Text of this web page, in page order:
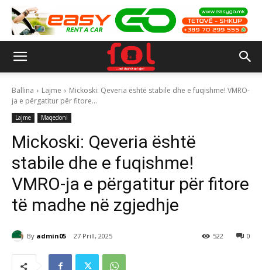
Ballina Lajme
Mickoski: Qeveria është stabile dhe e fuqishme! VMRO-
ja e përgatitur për fitore...
Lajme Maqedoni
Mickoski: Qeveria është
stabile dhe e fuqishme!
VMRO-ja e përgatitur për fitore
të madhe në zgjedhje
By admin05 27 Prill, 2025 0
522